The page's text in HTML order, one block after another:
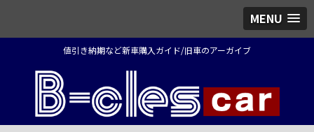
MENU
値引き納期など新車購入ガイド/旧車のアーガイブ